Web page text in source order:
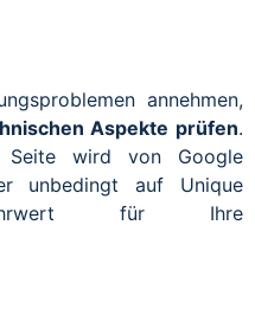
annehmen,
Aspekte prüfen.
wird von Google
unbedingt auf Unique
für Ihre